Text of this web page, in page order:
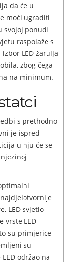
da će u
moći ugraditi
svojoj ponudi
raspolaže s
LED žarulja
zbog čega
na minimum.
s prethodno
je ispred
u nju će se
LED svjetlo
vrste LED
su primjerice
su
održao na